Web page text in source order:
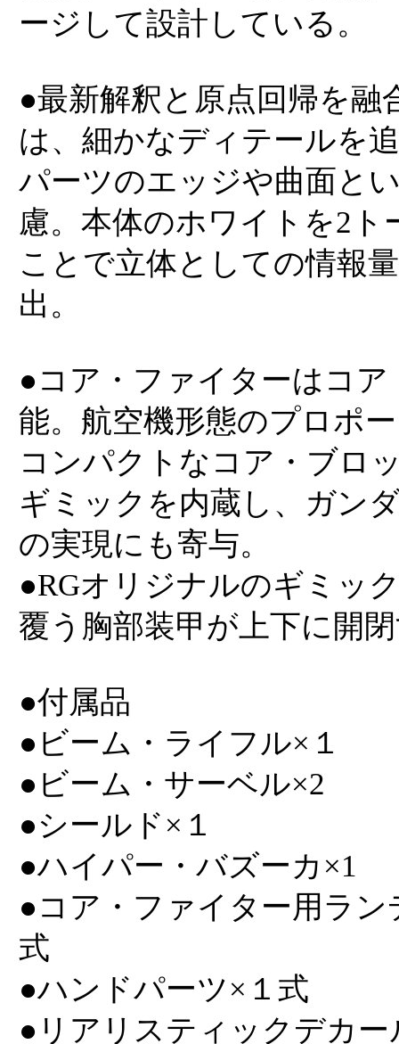
ージして設計している。
●最新解釈と原点回帰を融
は、細かなディテールを
パーツのエッジや曲面と
慮。本体のホワイトを2
ことで立体としての情報
出。
●コア・ファイターはコ
能。航空機形態のプロポ
コンパクトなコア・ブロ
ギミックを内蔵し、ガン
の実現にも寄与。
●RGオリジナルのギミッ
覆う胸部装甲が上下に開
●付属品
●ビーム・ライフル×１
●ビーム・サーベル×2
●シールド×１
●ハイパー・バズーカ×1
●コア・ファイター用ラ
式
●ハンドパーツ×１式
●リアリスティックデカー